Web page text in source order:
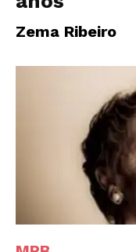
Zema Ribeiro